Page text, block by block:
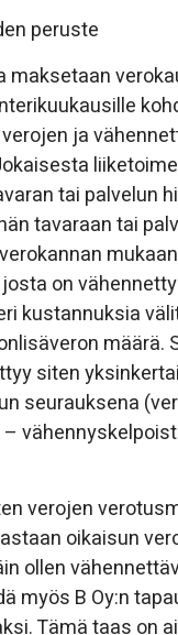
peruste
maksetaan
ja
tai palvelun
tavaraan tai
on
kustannuksia
määrä.
siten
seurauksena
verojen
oikaisun
ollen
myös B Oy:n
Tämä taas on